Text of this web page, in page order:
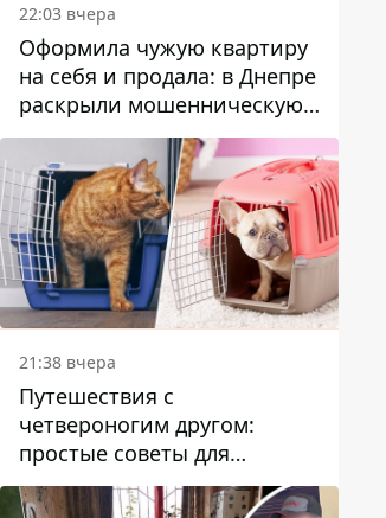
22:03 вчера
Оформила чужую квартиру
на себя и продала: в Днепре
раскрыли мошенническую
схему с недвижимостью
21:38 вчера
Путешествия с
четвероногим другом:
простые советы для
поездок с животными